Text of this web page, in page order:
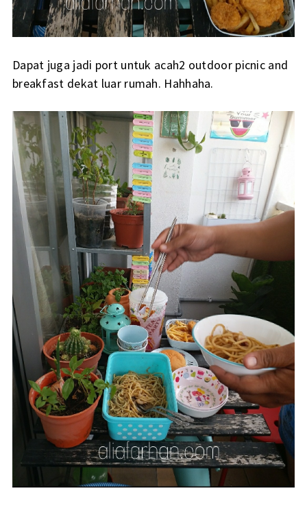
Dapat juga jadi port untuk acah2 outdoor picnic and
breakfast dekat luar rumah. Hahhaha.